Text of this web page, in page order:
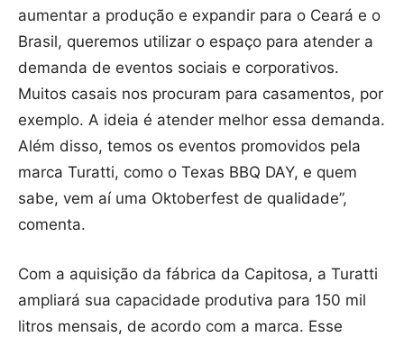
aumentar a produção e expandir para o Ceará e o
Brasil, queremos utilizar o espaço para atender a
demanda de eventos sociais e corporativos.
Muitos casais nos procuram para casamentos, por
exemplo. A ideia é atender melhor essa demanda.
Além disso, temos os eventos promovidos pela
marca Turatti, como o Texas BBQ DAY, e quem
sabe, vem aí uma Oktoberfest de qualidade”,
comenta.
Com a aquisição da fábrica da Capitosa, a Turatti
ampliará sua capacidade produtiva para 150 mil
litros mensais, de acordo com a marca. Esse